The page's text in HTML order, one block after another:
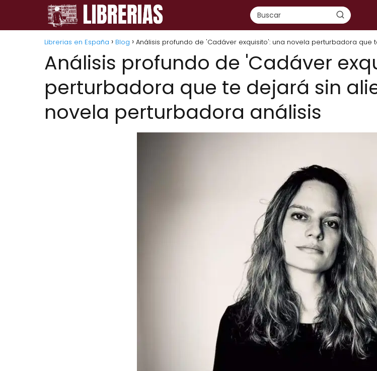
Librerias en España Blog Análisis profundo de 'Cadáver exquisito': una novela perturbadora
Análisis profundo de 'Cadáver
perturbadora que te dejará sin
novela perturbadora análisis